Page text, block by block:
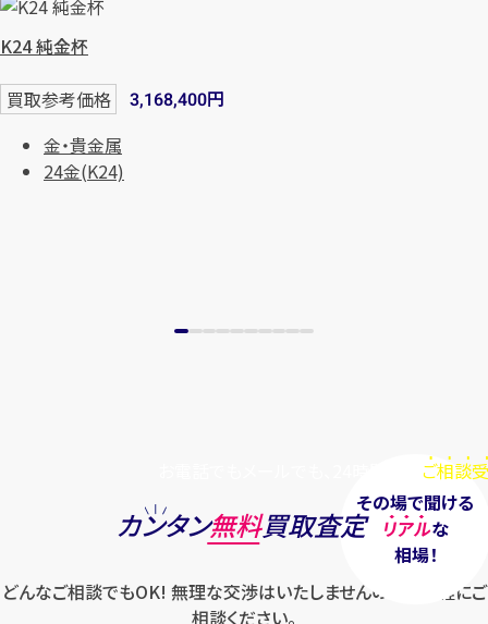
最短
今すぐ査定金額をお伝えいた
します
メールで無料相談する
K24 純金杯
買取参考価格 3,168,400円
金・貴金属
24金(K24)
ご相談
その場で聞ける
リアルな
相場！
カンタン無料買取査定
どんなご相談でもOK! 無理な交渉はいたしませんのでお気軽にご
相談ください。